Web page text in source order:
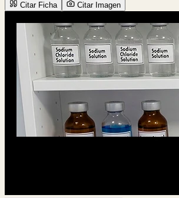
Citar Ficha Citar Imagen